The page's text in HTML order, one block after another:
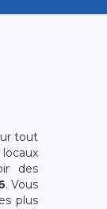
tout
des
. Vous
plus